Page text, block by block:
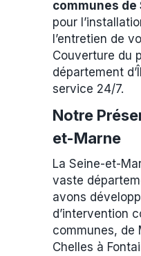
communes
pour
l’entretien de
Couverture du
département
service 24/7.
Notre
et-Marne
La Seine-et-
vaste
avons
d’intervention
communes, de
Chelles à